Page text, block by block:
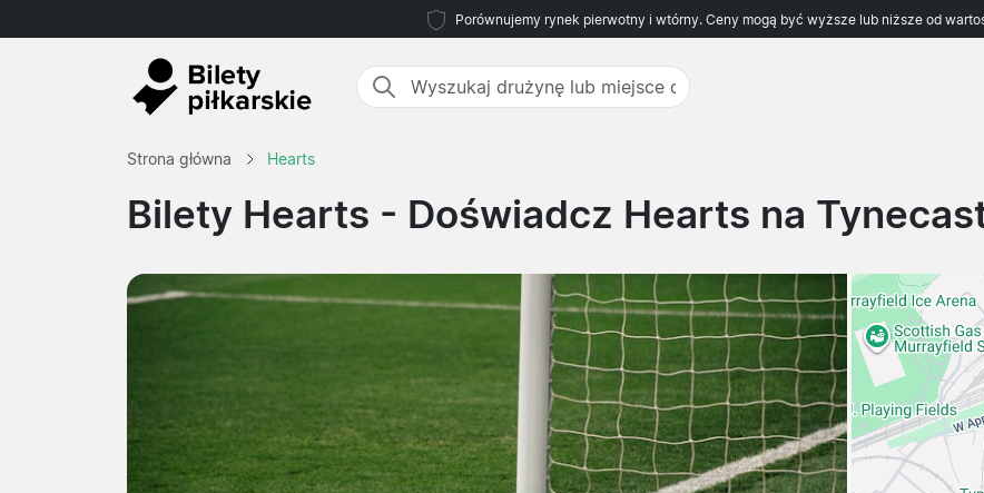
Porównujemy rynek pierwotny i wtórny. Ceny mogą być wyższe lub niższe od
Strona główna Hearts
Bilety Hearts - Doświadcz Hearts na